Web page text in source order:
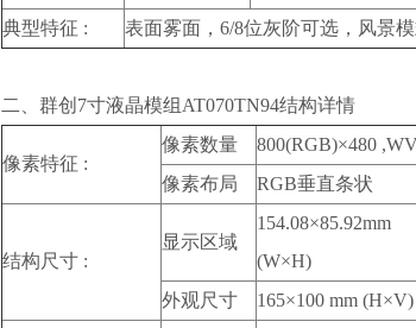
典型特征 :
表面雾面，6/8位灰阶可选，风景
二、群创7寸液晶模组AT070TN94结构详情
像素特征 :
像素数量 800(RGB)×480
像素布局
RGB垂直条状
结构尺寸 :
显示区域
154.08×85.92mm
(W×H)
外观尺寸 165×100 mm (H×V)